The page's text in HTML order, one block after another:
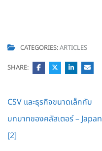
CATEGORIES:ARTICLES
SHARE:
Post
navigation
CSV และธุรกิจขนาดเล็กกับ
บทบาทของคลัสเตอร์ – Japan
[2]